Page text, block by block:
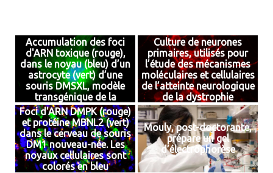
Accumulation des foci
d'ARN toxique (rouge),
dans le noyau (bleu) d’un
astrocyte (vert) d’une
souris DMSXL, modèle
transgénique de la
dystrophie myotonique de
type 1
Culture de neurones
primaires, utilisés pour
l’étude des mécanismes
moléculaires et cellulaires
de l’atteinte neurologique
de la dystrophie
myotonique type 1
Foci d'ARN DMPK (rouge)
et protéine MBNL2 (vert)
dans le cerveau de souris
DM1 nouveau-née. Les
noyaux cellulaires sont
colorés en bleu
Mouly, post-doctorante,
prépare un gel
d’électrophorèse